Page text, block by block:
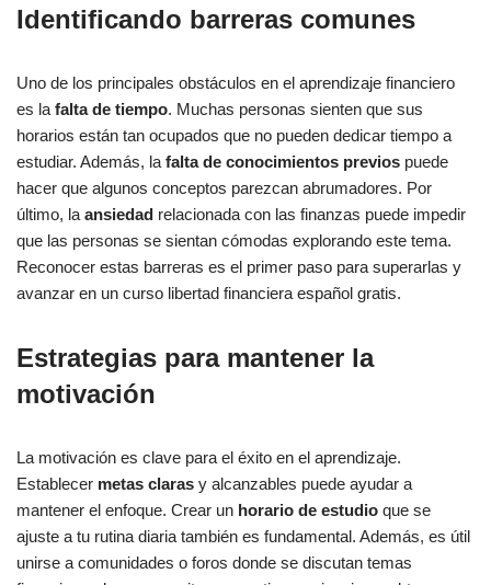
Identificando barreras comunes
Uno de los principales obstáculos en el aprendizaje financiero
es la falta de tiempo. Muchas personas sienten que sus
horarios están tan ocupados que no pueden dedicar tiempo a
estudiar. Además, la falta de conocimientos previos puede
hacer que algunos conceptos parezcan abrumadores. Por
último, la ansiedad relacionada con las finanzas puede impedir
que las personas se sientan cómodas explorando este tema.
Reconocer estas barreras es el primer paso para superarlas y
avanzar en un curso libertad financiera español gratis.
Estrategias para mantener la
motivación
La motivación es clave para el éxito en el aprendizaje.
Establecer metas claras y alcanzables puede ayudar a
mantener el enfoque. Crear un horario de estudio que se
ajuste a tu rutina diaria también es fundamental. Además, es útil
unirse a comunidades o foros donde se discutan temas